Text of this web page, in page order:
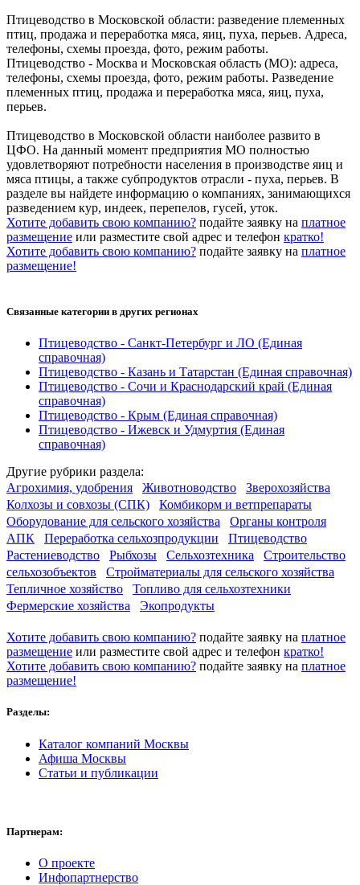
Птицеводство в Московской области: разведение племенных
птиц, продажа и переработка мяса, яиц, пуха, перьев. Адреса,
телефоны, схемы проезда, фото, режим работы.
Птицеводство - Москва и Московская область (МО): адреса,
телефоны, схемы проезда, фото, режим работы. Разведение
племенных птиц, продажа и переработка мяса, яиц, пуха,
перьев.
Птицеводство в Московской области наиболее развито в
ЦФО. На данный момент предприятия МО полностью
удовлетворяют потребности населения в производстве яиц и
мяса птицы, а также субпродуктов отрасли - пуха, перьев. В
разделе вы найдете информацию о компаниях, занимающихся
разведением кур, индеек, перепелов, гусей, уток.
Хотите добавить свою компанию? подайте заявку на платное
размещение или разместите свой адрес и телефон кратко!
Хотите добавить свою компанию? подайте заявку на платное
размещение!
Связанные категории в других регионах
Птицеводство - Санкт-Петербург и ЛО (Единая
справочная)
Птицеводство - Казань и Татарстан (Единая справочная)
Птицеводство - Сочи и Краснодарский край (Единая
справочная)
Птицеводство - Крым (Единая справочная)
Птицеводство - Ижевск и Удмуртия (Единая
справочная)
Другие рубрики раздела:
Агрохимия, удобрения
Животноводство
Зверохозяйства
Колхозы и совхозы (СПК)
Комбикорм и ветпрепараты
Оборудование для сельского хозяйства
Органы контроля
АПК
Переработка сельхозпродукции
Птицеводство
Растениеводство
Рыбхозы Сельхозтехника
Строительство
сельхозобъектов
Стройматериалы для сельского хозяйства
Тепличное хозяйство
Топливо для сельхозтехники
Фермерские хозяйства
Экопродукты
Хотите добавить свою компанию? подайте заявку на платное
размещение или разместите свой адрес и телефон кратко!
Хотите добавить свою компанию? подайте заявку на платное
размещение!
Разделы:
Каталог компаний Москвы
Афиша Москвы
Статьи и публикации
Партнерам:
О проекте
Инфопартнерство